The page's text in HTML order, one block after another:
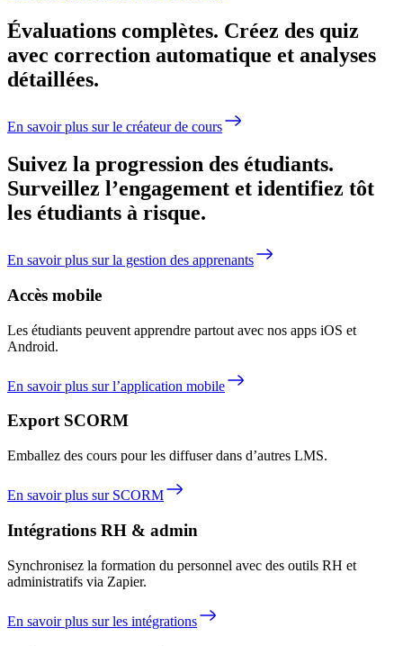
Évaluations complètes. Créez des quiz
avec correction automatique et analyses
détaillées.
En savoir plus sur le créateur de cours
Suivez la progression des étudiants.
Surveillez l’engagement et identifiez tôt
les étudiants à risque.
En savoir plus sur la gestion des apprenants
Accès mobile
Les étudiants peuvent apprendre partout avec nos apps iOS et
Android.
En savoir plus sur l’application mobile
Export SCORM
Emballez des cours pour les diffuser dans d’autres LMS.
En savoir plus sur SCORM
Intégrations RH & admin
Synchronisez la formation du personnel avec des outils RH et
administratifs via Zapier.
En savoir plus sur les intégrations